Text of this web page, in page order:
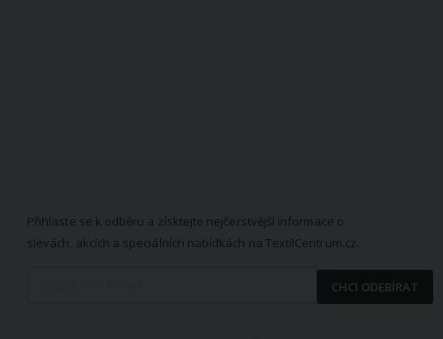
Přihlaste se k odběru a získtejte nejčerstvější informace o
slevách, akcích a speciálních nabídkách na TextilCentrum.cz.
CHCI ODEBÍRAT